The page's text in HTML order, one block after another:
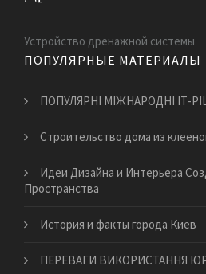
Устройство дренажной системы
ПОПУЛЯРНЫЕ МАТЕРИАЛЫ
ПОПУЛЯРНІ МІЖНАРОДНІ ІТ-
Строительство дома из
Идеи Дизайна и Интерьера
Пространства
История и факты города Киев
​ПЕРЕВАГИ ВИКОРИСТАННЯ